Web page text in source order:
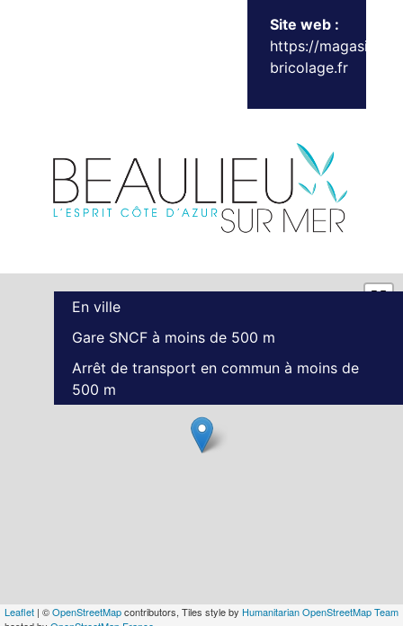
Site web :
https://magasin.mr-
bricolage.fr
Leaflet | ©OpenStreetMapcontributors, Tiles style by Humanitarian OpenStreetMap Team
En ville
Gare SNCF à moins de 500 m
Arrêt de transport en commun à moins de
500 m